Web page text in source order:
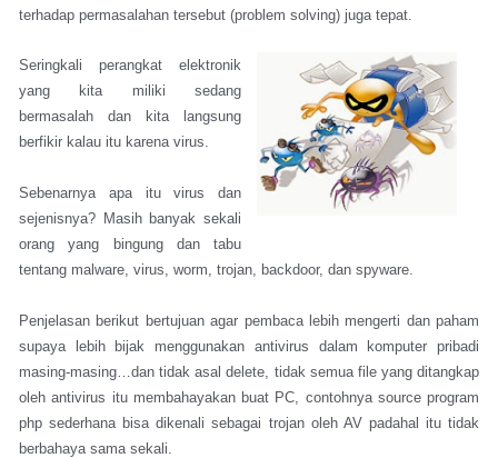
terhadap permasalahan tersebut (problem solving) juga tepat.
Seringkali perangkat elektronik
yang kita miliki sedang
bermasalah dan kita langsung
berfikir kalau itu karena virus.
Sebenarnya apa itu virus dan
sejenisnya? Masih banyak sekali
orang yang bingung dan tabu
tentang malware, virus, worm, trojan, backdoor, dan spyware.
Penjelasan berikut bertujuan agar pembaca lebih mengerti dan paham
supaya lebih bijak menggunakan antivirus dalam komputer pribadi
masing-masing…dan tidak asal delete, tidak semua file yang ditangkap
oleh antivirus itu membahayakan buat PC, contohnya source program
php sederhana bisa dikenali sebagai trojan oleh AV padahal itu tidak
berbahaya sama sekali.